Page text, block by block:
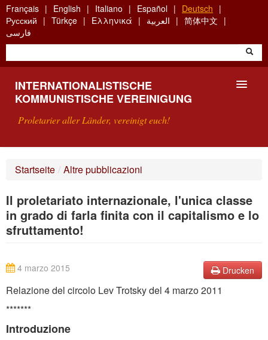
Skip
to
main
content
Français English Italiano Español
Deutsch
Русский
Türkçe Ελληνικά العربية
简体中文
فارسی
INTERNATIONALISTISCHE
KOMMUNISTISCHE VEREINIGUNG
Proletarier aller Länder, vereinigt euch!
SUCHE
KONTAKT
Startseite / Altre pubblicazioni
Il proletariato internazionale, l'unica classe
in grado di farla finita con il capitalismo e lo
sfruttamento!
Drucken
4 marzo 2015
Relazione del circolo Lev Trotsky del 4 marzo 2011
*******
Introduzione